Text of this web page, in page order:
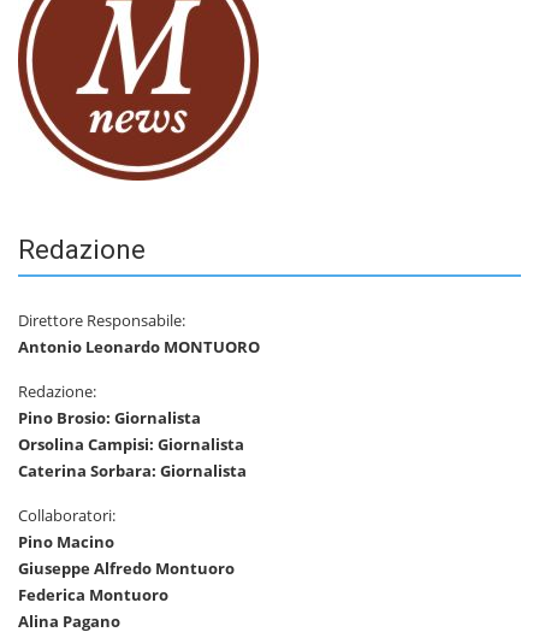
Redazione
Direttore Responsabile:
Antonio Leonardo MONTUORO
Redazione:
Pino Brosio: Giornalista
Orsolina Campisi: Giornalista
Caterina Sorbara: Giornalista
Collaboratori:
Pino Macino
Giuseppe Alfredo Montuoro
Federica Montuoro
Alina Pagano